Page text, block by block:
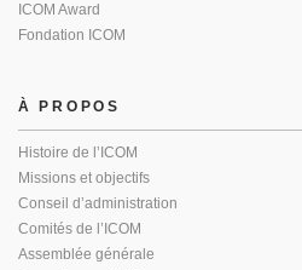
ICOM Award
Fondation ICOM
À PROPOS
Histoire de l’ICOM
Missions et objectifs
Conseil d’administration
Comités de l’ICOM
Assemblée générale